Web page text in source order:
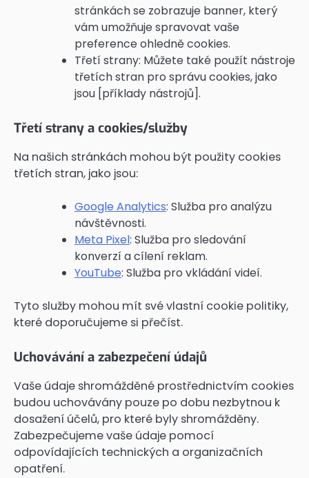
stránkách se zobrazuje banner, který
vám umožňuje spravovat vaše
preference ohledně cookies.
Třetí strany: Můžete také použít nástroje
třetích stran pro správu cookies, jako
jsou [příklady nástrojů].
Třetí strany a cookies/služby
Na našich stránkách mohou být použity cookies
třetích stran, jako jsou:
Google Analytics: Služba pro analýzu
návštěvnosti.
Meta Pixel: Služba pro sledování
konverzí a cílení reklam.
YouTube: Služba pro vkládání videí.
Tyto služby mohou mít své vlastní cookie politiky,
které doporučujeme si přečíst.
Uchovávání a zabezpečení údajů
Vaše údaje shromážděné prostřednictvím cookies
budou uchovávány pouze po dobu nezbytnou k
dosažení účelů, pro které byly shromážděny.
Zabezpečujeme vaše údaje pomocí
odpovídajících technických a organizačních
opatření.